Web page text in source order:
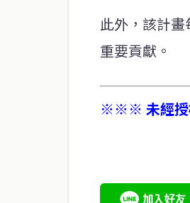
此外，該計
重要貢獻。
※※※ 未經